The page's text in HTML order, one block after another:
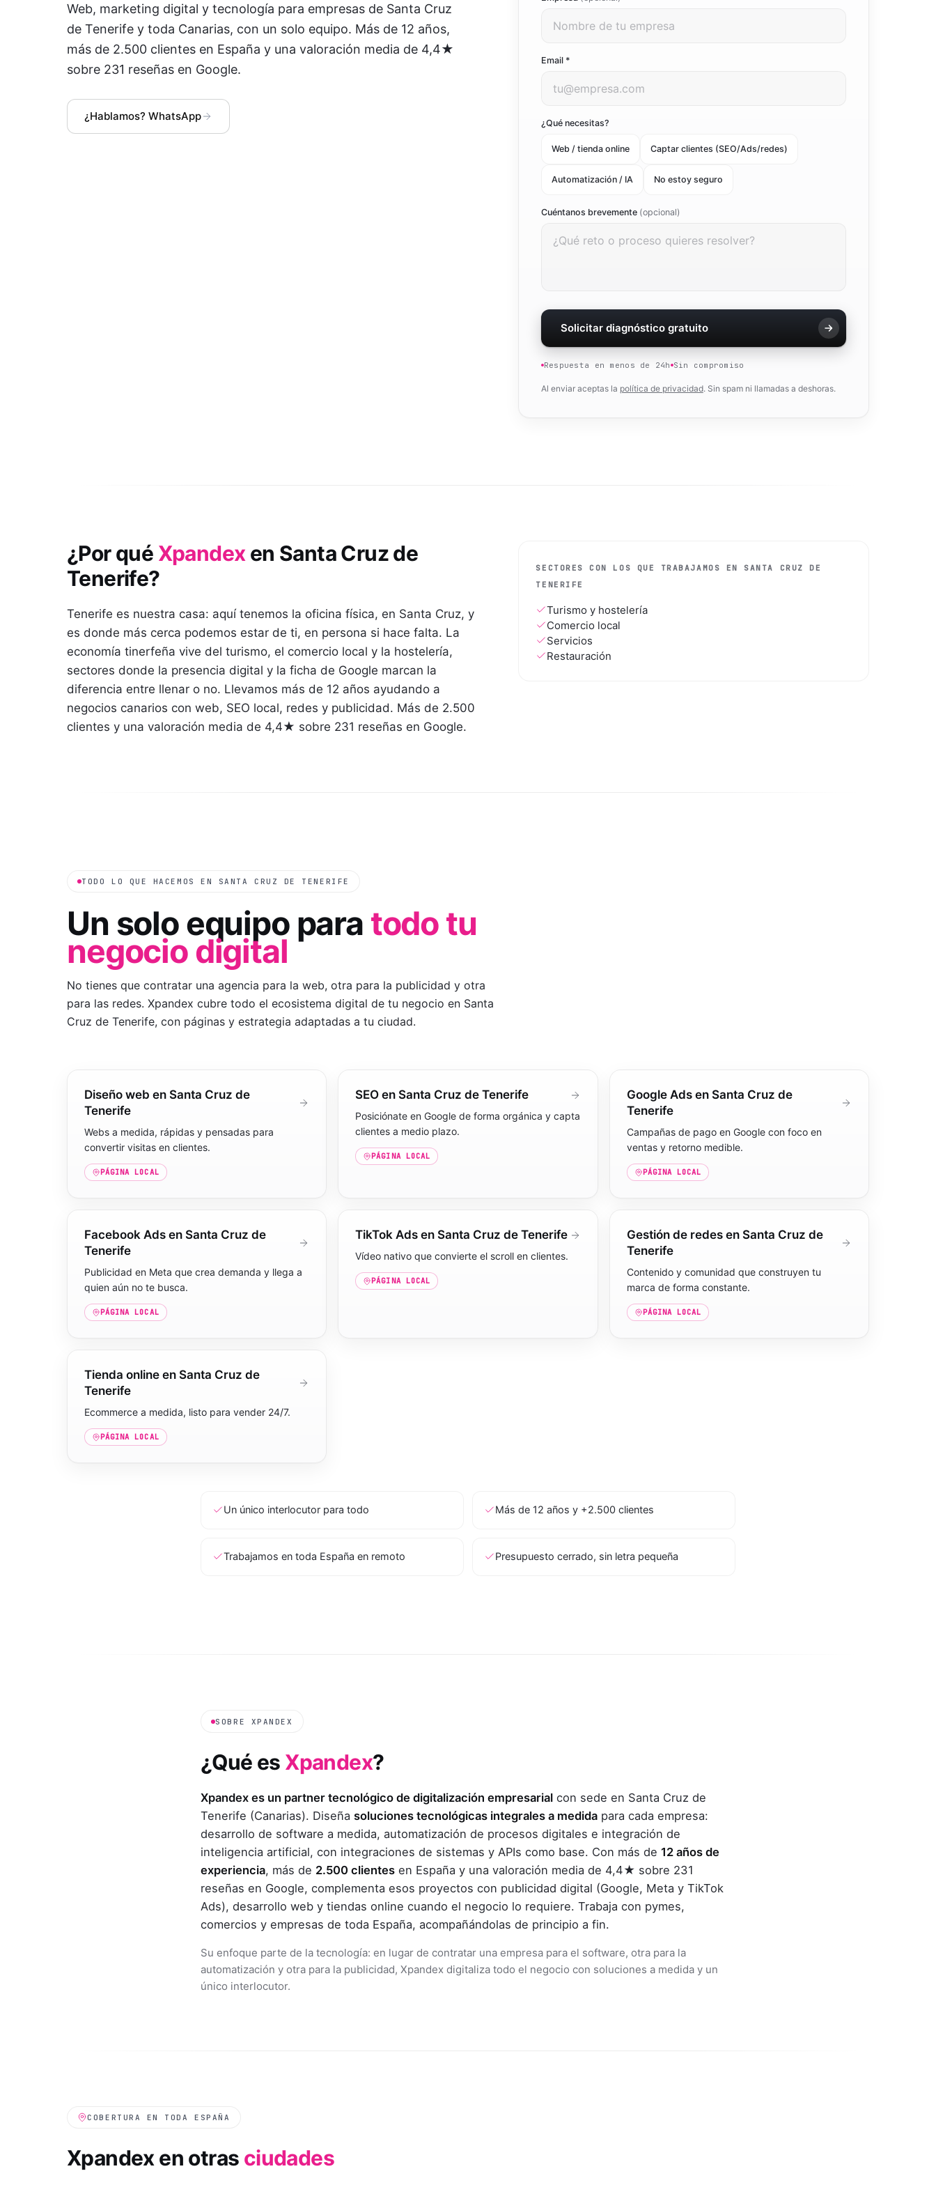
Ver todo el marketing digital
Ver todas las soluciones
Web, marketing digital y tecnología para empresas de Santa Cruz
de Tenerife y toda Canarias, con un solo equipo. Más de 12 años,
más de 2.500 clientes en España y una valoración media de 4,4★
sobre 231 reseñas en Google.
¿Hablamos? WhatsApp
Email *
¿Qué necesitas?
Web / tienda online Captar clientes (SEO/Ads/redes)
Automatización / IA No estoy seguro
Cuéntanos brevemente (opcional)
Solicitar diagnóstico gratuito
Respuesta en menos de 24h Sin compromiso
Al enviar aceptas la política de privacidad. Sin spam ni llamadas a deshoras.
¿Por qué Xpandex en Santa Cruz de
Tenerife?
Tenerife es nuestra casa: aquí tenemos la oficina física, en Santa Cruz, y
es donde más cerca podemos estar de ti, en persona si hace falta. La
economía tinerfeña vive del turismo, el comercio local y la hostelería,
sectores donde la presencia digital y la ficha de Google marcan la
diferencia entre llenar o no. Llevamos más de 12 años ayudando a
negocios canarios con web, SEO local, redes y publicidad. Más de 2.500
clientes y una valoración media de 4,4★ sobre 231 reseñas en Google.
SECTORES CON LOS QUE TRABAJAMOS EN SANTA CRUZ DE
TENERIFE
Turismo y hostelería
Comercio local
Servicios
Restauración
TODO LO QUE HACEMOS EN SANTA CRUZ DE TENERIFE
Un solo equipo para todo tu
negocio digital
No tienes que contratar una agencia para la web, otra para la publicidad y otra
para las redes. Xpandex cubre todo el ecosistema digital de tu negocio en Santa
Cruz de Tenerife, con páginas y estrategia adaptadas a tu ciudad.
Diseño web en Santa Cruz de
Tenerife
Webs a medida, rápidas y pensadas para
convertir visitas en clientes.
PÁGINA LOCAL
SEO en Santa Cruz de Tenerife
Posiciónate en Google de forma orgánica y capta
clientes a medio plazo.
PÁGINA LOCAL
Google Ads en Santa Cruz de
Tenerife
Campañas de pago en Google con foco en
ventas y retorno medible.
PÁGINA LOCAL
Facebook Ads en Santa Cruz de
Tenerife
Publicidad en Meta que crea demanda y llega a
quien aún no te busca.
PÁGINA LOCAL
TikTok Ads en Santa Cruz de Tenerife
Vídeo nativo que convierte el scroll en clientes.
PÁGINA LOCAL
Gestión de redes en Santa Cruz de
Tenerife
Contenido y comunidad que construyen tu
marca de forma constante.
PÁGINA LOCAL
Tienda online en Santa Cruz de
Tenerife
Ecommerce a medida, listo para vender 24/7.
PÁGINA LOCAL
Un único interlocutor para todo Más de 12 años y +2.500 clientes
Trabajamos en toda España en remoto Presupuesto cerrado, sin letra pequeña
SOBRE XPANDEX
¿Qué es Xpandex?
Xpandex es un partner tecnológico de digitalización empresarial con sede en Santa Cruz de
Tenerife (Canarias). Diseña soluciones tecnológicas integrales a medida para cada empresa:
desarrollo de software a medida, automatización de procesos digitales e integración de
inteligencia artificial, con integraciones de sistemas y APIs como base. Con más de 12 años de
experiencia, más de 2.500 clientes en España y una valoración media de 4,4★ sobre 231
reseñas en Google, complementa esos proyectos con publicidad digital (Google, Meta y TikTok
Ads), desarrollo web y tiendas online cuando el negocio lo requiere. Trabaja con pymes,
comercios y empresas de toda España, acompañándolas de principio a fin.
Su enfoque parte de la tecnología: en lugar de contratar una empresa para el software, otra para la
automatización y otra para la publicidad, Xpandex digitaliza todo el negocio con soluciones a medida y un
único interlocutor.
COBERTURA EN TODA ESPAÑA
Xpandex en otras ciudades